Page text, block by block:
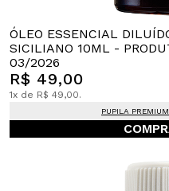
ÓLEO ESSENCIAL
SICILIANO 10ML -
03/2026
R$ 49,00
1x de R$ 49,00.
PUPILA